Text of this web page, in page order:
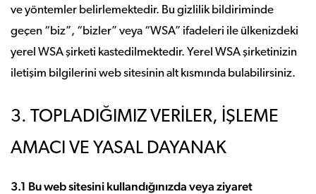
ve yöntemler belirlemektedir. Bu gizlilik bildiriminde
geçen “biz”, “bizler” veya “WSA” ifadeleri ile ülkenizdeki
yerel WSA şirketi kastedilmektedir. Yerel WSA şirketinizin
iletişim bilgilerini web sitesinin alt kısmında bulabilirsiniz.
3. TOPLADIĞIMIZ VERİLER, İŞLEME
AMACI VE YASAL DAYANAK
3.1 Bu web sitesini kullandığınızda veya ziyaret